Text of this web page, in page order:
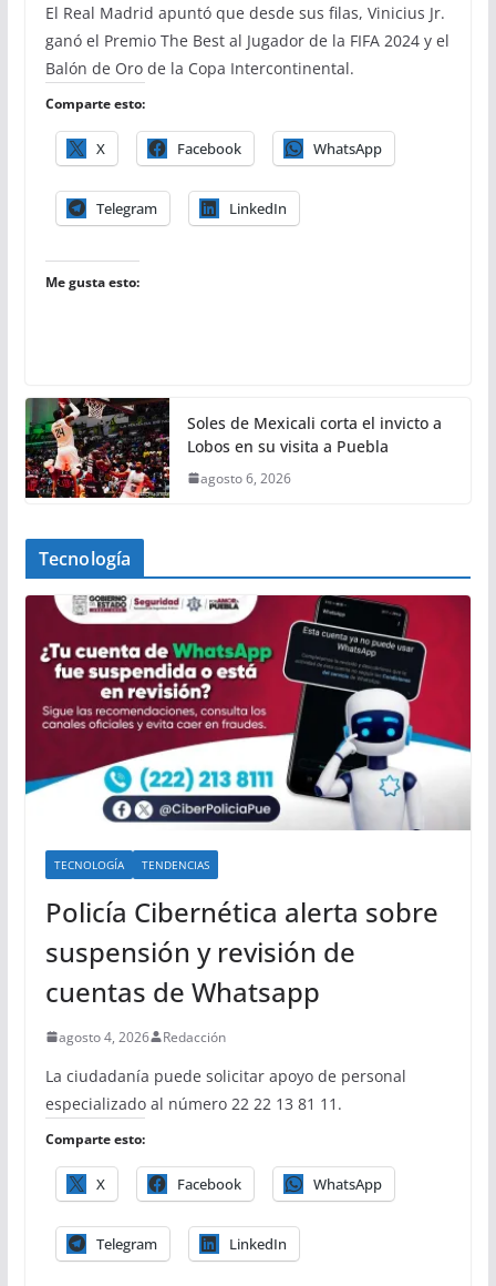
El Real Madrid apuntó que desde sus filas, Vinicius Jr.
ganó el Premio The Best al Jugador de la FIFA 2024 y el
Balón de Oro de la Copa Intercontinental.
Comparte esto:
X Facebook WhatsApp
Telegram LinkedIn
Me gusta esto:
Soles de Mexicali corta el invicto a
Lobos en su visita a Puebla
agosto 6, 2026
Tecnología
TECNOLOGÍA TENDENCIAS
Policía Cibernética alerta sobre
suspensión y revisión de
cuentas de Whatsapp
agosto 4, 2026 Redacción
La ciudadanía puede solicitar apoyo de personal
especializado al número 22 22 13 81 11.
Comparte esto:
X Facebook WhatsApp
Telegram LinkedIn